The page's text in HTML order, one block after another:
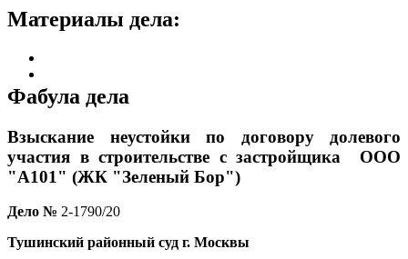
Материалы дела:
Фабула дела
Взыскание неустойки по договору долевого
участия в строительстве с застройщика
ООО
"А101" (ЖК "Зеленый Бор")
Дело № 2-1790/20
Тушинский районный суд г. Москвы